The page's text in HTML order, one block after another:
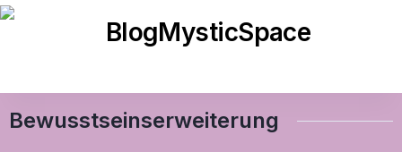
Skip
Bewusstseinserweiterung